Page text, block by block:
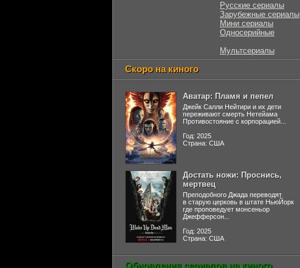
Русские сериалы
Зарубежные сериалы
Мини сериалы
Односерийные
Мультсериалы
Скоро на киного
Аватар: Пламя и пепел
Джейк Салли Нейтири и их дети
переживают смерть Нетейама
Противостояние с корпорацией...
Год: 2025
Страна: США
Достать ножи: Проснись,
мертвец
Преподобного Джада переводят
в старую церковь в штате НьюЙорк
где проповедует монсеньор
Джефферсон...
Год: 2025
Страна: США
Обновления сериалов на киного